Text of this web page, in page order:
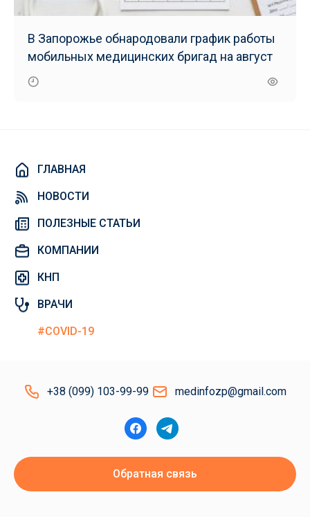
В Запорожье обнародовали график работы
мобильных медицинских бригад на август
ГЛАВНАЯ
НОВОСТИ
ПОЛЕЗНЫЕ СТАТЬИ
КОМПАНИИ
КНП
ВРАЧИ
#COVID-19
+38 (099) 103-99-99 medinfozp@gmail.com
Обратная связь